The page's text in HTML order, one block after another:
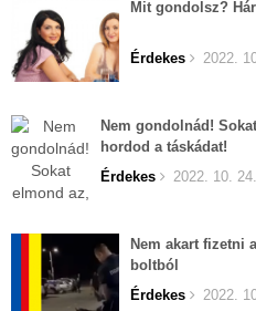
Mit gondolsz?
Érdekes 2022.
Nem gondolnád!
hordod a táskádat!
Érdekes
2022. 10. 24.
Nem akart fizetni
boltból
Érdekes
2022.